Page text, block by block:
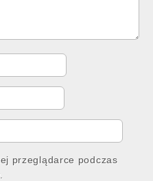
przeglądarce podczas